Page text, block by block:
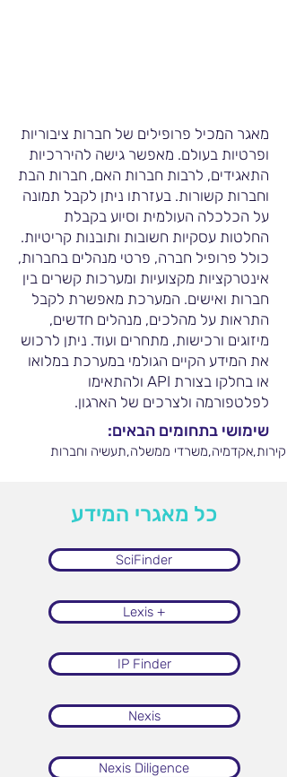
מאגר המכיל פרופילים של חברות ציבוריות
ופרטיות בעולם. מאפשר גישה להיררכיות
התאגידים, לרבות חברות האם, חברות הבת
וחברות קשורות. בעזרתו ניתן לקבל תמונה
על הכלכלה העולמית וסיוע בקבלת
החלטות עסקיות חשובות ותובנות קריטיות.
כולל פרופיל חברה, פרטי מנהלים בחברות,
אינטרקציות מקצועיות ומערכות קשרים בין
חברות ואישים. המערכת מאפשרת לקבל
התראות על מהלכים, מנהלים חדשים,
מיזוגים ורכישות, מתחרים ועוד. ניתן לרכוש
את המידע הקיים הגולמי במערכת במלואו
או בחלקו בצורת API ולהתאימו
לפלטפורמה ולצרכים של הארגון.
שימושי בתחומים הבאים:
חקירות,אקדמיה,משרדי ממשלה,תעשיה וחברות
כל מאגרי המידע
SciFinder
Lexis +
IP Finder
Nexis
Nexis Diligence